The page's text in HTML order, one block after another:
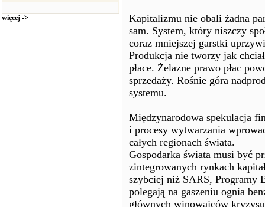
więcej ->
Kapitalizmu nie obali żadna
sam. System, który niszczy
coraz mniejszej garstki
Produkcja nie tworzy jak
płace. Żelazne prawo płac
sprzedaży. Rośnie góra
systemu.
Międzynarodowa spekulacja
i procesy wytwarzania
całych regionach świata.
Gospodarka świata musi być
zintegrowanych rynkach
szybciej niż SARS, Programy
polegają na gaszeniu ognia
głównych winowajców